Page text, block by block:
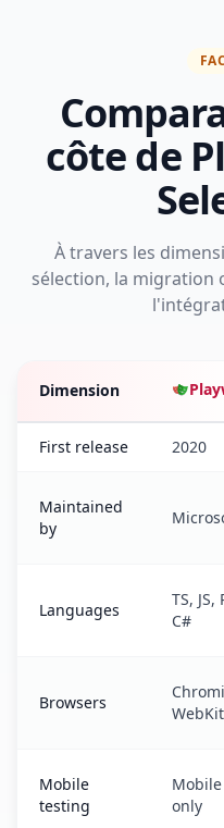
côte de
À travers les
sélection, la migration
Dimension
First release 2020
Maintained
by
Languages
TS, JS,
C#
Browsers
WebKit
Mobile
testing
only